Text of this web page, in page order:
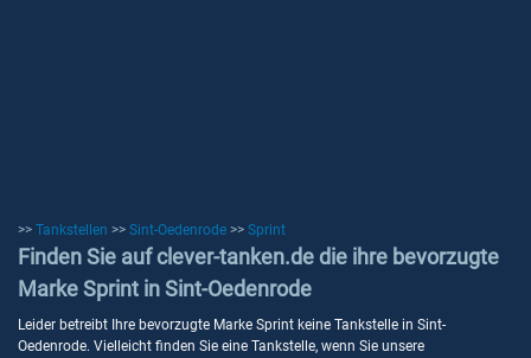
>> Tankstellen >> Sint-Oedenrode >> Sprint
Finden Sie auf clever-tanken.de die ihre bevorzugte
Marke Sprint in Sint-Oedenrode
Leider betreibt Ihre bevorzugte Marke Sprint keine Tankstelle in Sint-
Oedenrode. Vielleicht finden Sie eine Tankstelle, wenn Sie unsere